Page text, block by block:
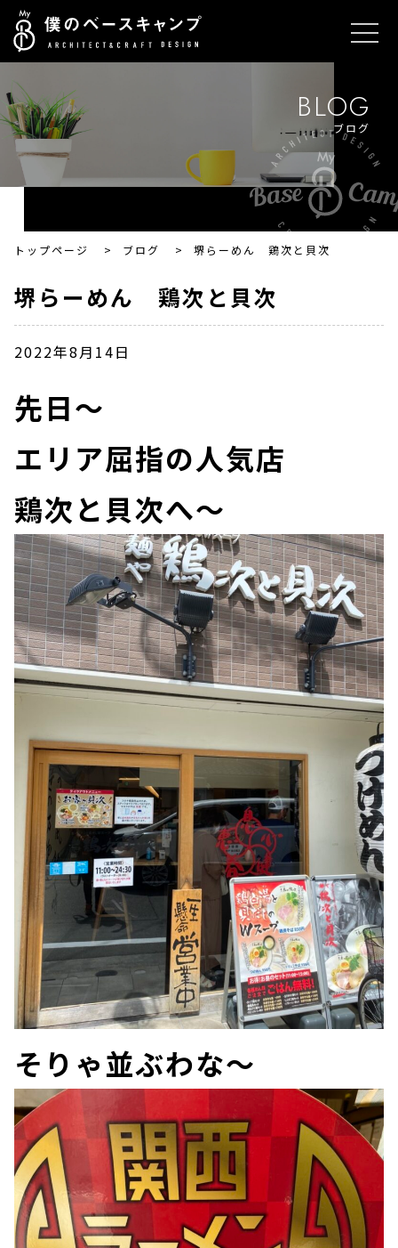
BLOG
ブログ
トップページ > ブログ > 堺らーめん 鶏次と貝次
堺らーめん 鶏次と貝次
2022年8月14日
先日～
エリア屈指の人気店
鶏次と貝次へ～
そりゃ並ぶわな～